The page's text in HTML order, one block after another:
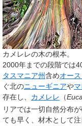
カメレレの木の根本。
2000年までの段階では
タスマニア州含めオー
ぐ北のニューギニアや
存在し、 カメレレ （
リアでは一切自然分布
ても早く、材木として